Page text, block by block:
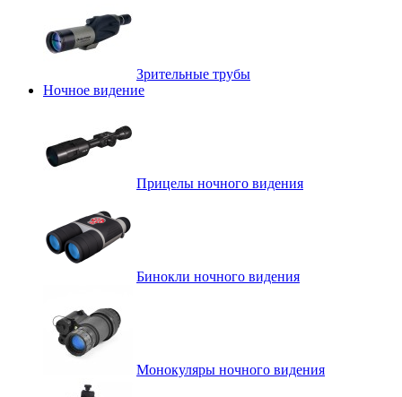
Зрительные трубы
Ночное видение
Прицелы ночного видения
Бинокли ночного видения
Монокуляры ночного видения